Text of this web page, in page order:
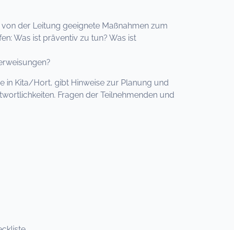
der Leitung geeignete Maßnahmen zum
Was ist präventiv zu tun? Was ist
in Kita/Hort, gibt Hinweise zur Planung und
Fragen der Teilnehmenden und